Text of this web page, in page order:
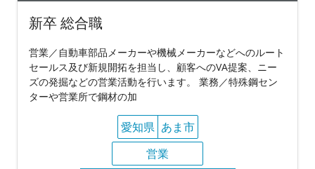
新卒 総合職
営業／自動車部品メーカーや機械メーカーなどへのルート
セールス及び新規開拓を担当し、顧客へのVA提案、ニー
ズの発掘などの営業活動を行います。 業務／特殊鋼セン
ターや営業所で鋼材の加
愛知県 あま市
営業